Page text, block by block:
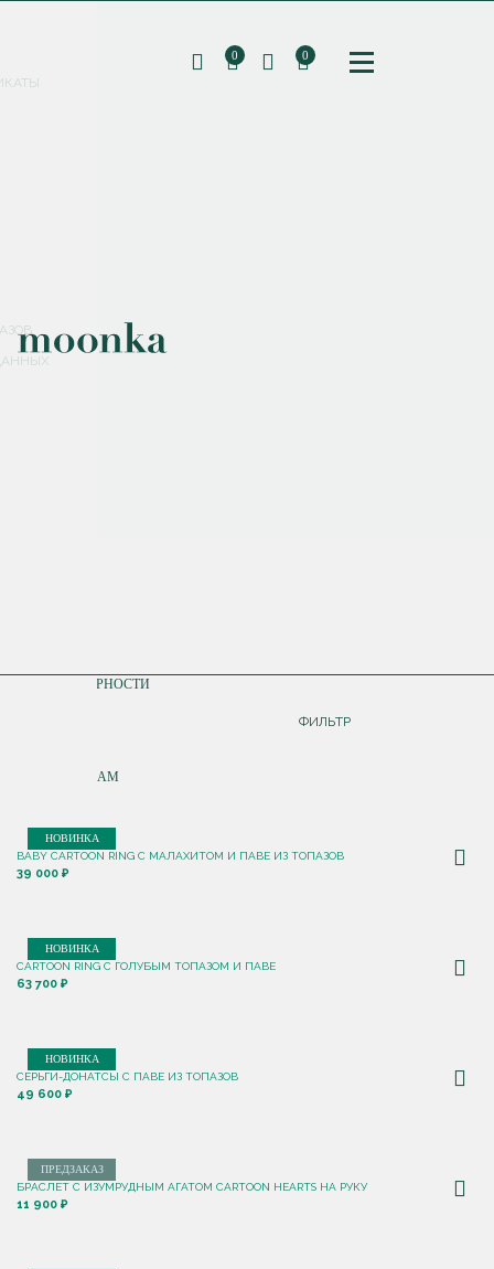
Соглашаюсь с
0 0
ПО ПОПУЛЯРНОСТИ
ПО НОВИНКАМ
ФИЛЬТР
НОВИНКА
BABY CARTOON RING С МАЛАХИТОМ И ПАВЕ ИЗ ТОПАЗОВ
39 000 ₽
НОВИНКА
CARTOON RING С ГОЛУБЫМ ТОПАЗОМ И ПАВЕ
63 700 ₽
НОВИНКА
СЕРЬГИ-ДОНАТСЫ С ПАВЕ ИЗ ТОПАЗОВ
49 600 ₽
ПРЕДЗАКАЗ
БРАСЛЕТ С ИЗУМРУДНЫМ АГАТОМ CARTOON HEARTS НА РУКУ
11 900 ₽